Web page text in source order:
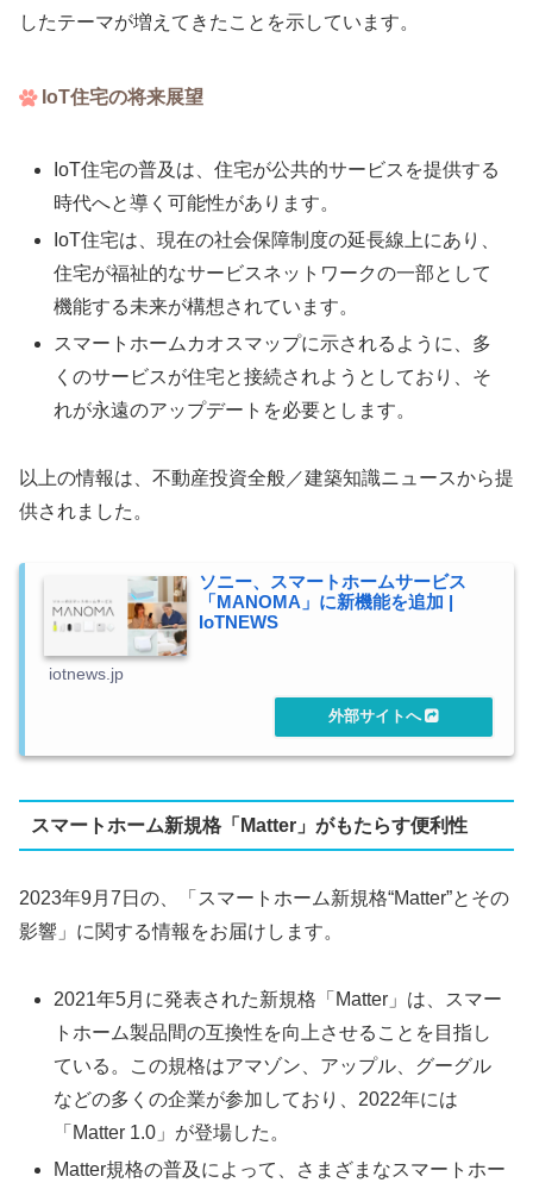
したテーマが増えてきたことを示しています。
IoT住宅の将来展望
IoT住宅の普及は、住宅が公共的サービスを提供する
時代へと導く可能性があります。
IoT住宅は、現在の社会保障制度の延長線上にあり、
住宅が福祉的なサービスネットワークの一部として
機能する未来が構想されています。
スマートホームカオスマップに示されるように、多
くのサービスが住宅と接続されようとしており、そ
れが永遠のアップデートを必要とします。
以上の情報は、不動産投資全般／建築知識ニュースから提
供されました。
ソニー、スマートホームサービス
「MANOMA」に新機能を追加 |
IoTNEWS
iotnews.jp
スマートホーム新規格「Matter」がもたらす便利性
2023年9月7日の、「スマートホーム新規格“Matter”とその
影響」に関する情報をお届けします。
2021年5月に発表された新規格「Matter」は、スマー
トホーム製品間の互換性を向上させることを目指し
ている。この規格はアマゾン、アップル、グーグル
などの多くの企業が参加しており、2022年には
「Matter 1.0」が登場した。
Matter規格の普及によって、さまざまなスマートホー